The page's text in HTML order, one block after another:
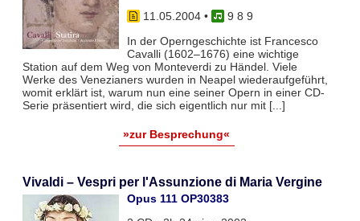
11.05.2004•
9 8 9
In der Operngeschichte ist Francesco
Cavalli (1602–1676) eine wichtige
Station auf dem Weg von Monteverdi zu Händel. Viele
Werke des Venezianers wurden in Neapel wiederaufgeführt,
womit erklärt ist, warum nun eine seiner Opern in einer CD-
Serie präsentiert wird, die sich eigentlich nur mit [...]
»zur Besprechung«
Vivaldi – Vespri per l'Assunzione di Maria Vergine
Opus 111 OP30383